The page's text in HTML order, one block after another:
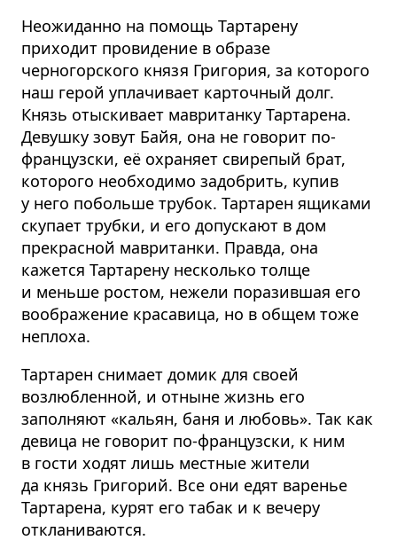
Неожиданно на помощь Тартарену
приходит провидение в образе
черногорского князя Григория, за которого
наш герой уплачивает карточный долг.
Князь отыскивает мавританку Тартарена.
Девушку зовут Байя, она не говорит по-
французски, её охраняет свирепый брат,
которого необходимо задобрить, купив
у него побольше трубок. Тартарен ящиками
скупает трубки, и его допускают в дом
прекрасной мавританки. Правда, она
кажется Тартарену несколько толще
и меньше ростом, нежели поразившая его
воображение красавица, но в общем тоже
неплоха.
Тартарен снимает домик для своей
возлюбленной, и отныне жизнь его
заполняют «кальян, баня и любовь». Так как
девица не говорит по-французски, к ним
в гости ходят лишь местные жители
да князь Григорий. Все они едят варенье
Тартарена, курят его табак и к вечеру
откланиваются.